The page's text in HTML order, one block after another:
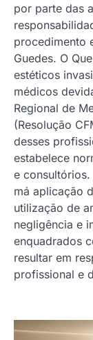
por parte das
procedimento
Guedes. O
estéticos
médicos
Regional de
(Resolução
desses
estabelece
e consultórios.
má aplicação
utilização de
negligência e
enquadrados
resultar em
profissional e